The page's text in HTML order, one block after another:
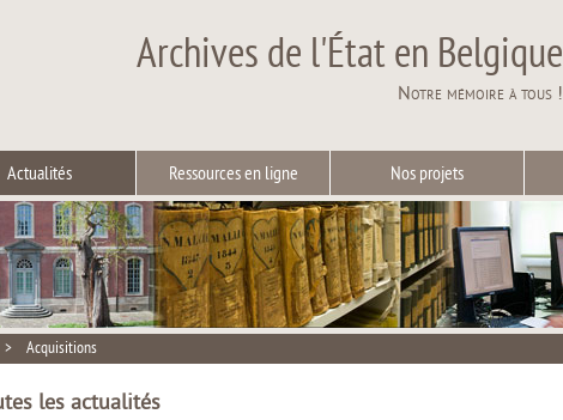
Archives de l'État en Belgique
Notre mémoire à tous !
Actualités Ressources en ligne Nos projets
> Acquisitions
les actualités